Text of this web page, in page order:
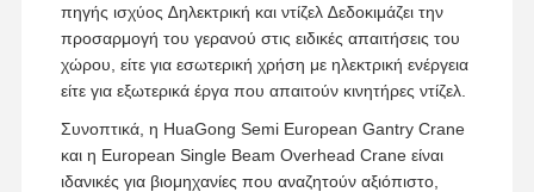
πηγής ισχύος ∆ηλεκτρική και ντίζελ ∆εδοκιμάζει την
προσαρμογή του γερανού στις ειδικές απαιτήσεις του
χώρου, είτε για εσωτερική χρήση με ηλεκτρική ενέργεια
είτε για εξωτερικά έργα που απαιτούν κινητήρες ντίζελ.
Συνοπτικά, η HuaGong Semi European Gantry Crane
και η European Single Beam Overhead Crane είναι
ιδανικές για βιομηχανίες που αναζητούν αξιόπιστο,